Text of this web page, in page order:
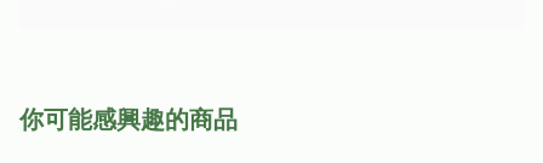
你可能感興趣的商品